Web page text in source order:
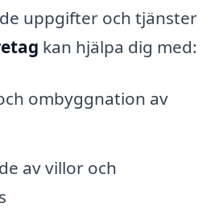
uppgifter och tjänster
kan hjälpa dig med:
ombyggnation av
av villor och